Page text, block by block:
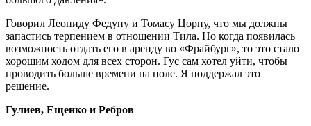
Говорил Леониду Федуну и Томасу Цорну, что мы должны
запастись терпением в отношении Тила. Но когда появилась
возможность отдать его в аренду во «Фрайбург», то это стало
хорошим ходом для всех сторон. Гус сам хотел уйти, чтобы
проводить больше времени на поле. Я поддержал это
решение.
Гулиев, Ещенко и Ребров